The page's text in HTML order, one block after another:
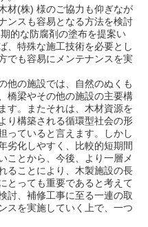
材(株) 様のご協力も仰ぎなが
ンスも容易となる方法を検討
的な防腐剤の塗布を提案い
、特殊な施工技術を必要とし
でも容易にメンテナンスを実
他の施設では、自然のぬくも
橋梁やその他の施設の主要構
す。またそれは、木材資源を
り構築される循環型社会の形
っていると言えます。しかし
劣化しやすく、比較的短期間
ことから、今後、より一層メ
ることにより、木製施設の長
とっても重要であると考えて
討、補修工事に至る一連の取
スを実施していく上で、一つ